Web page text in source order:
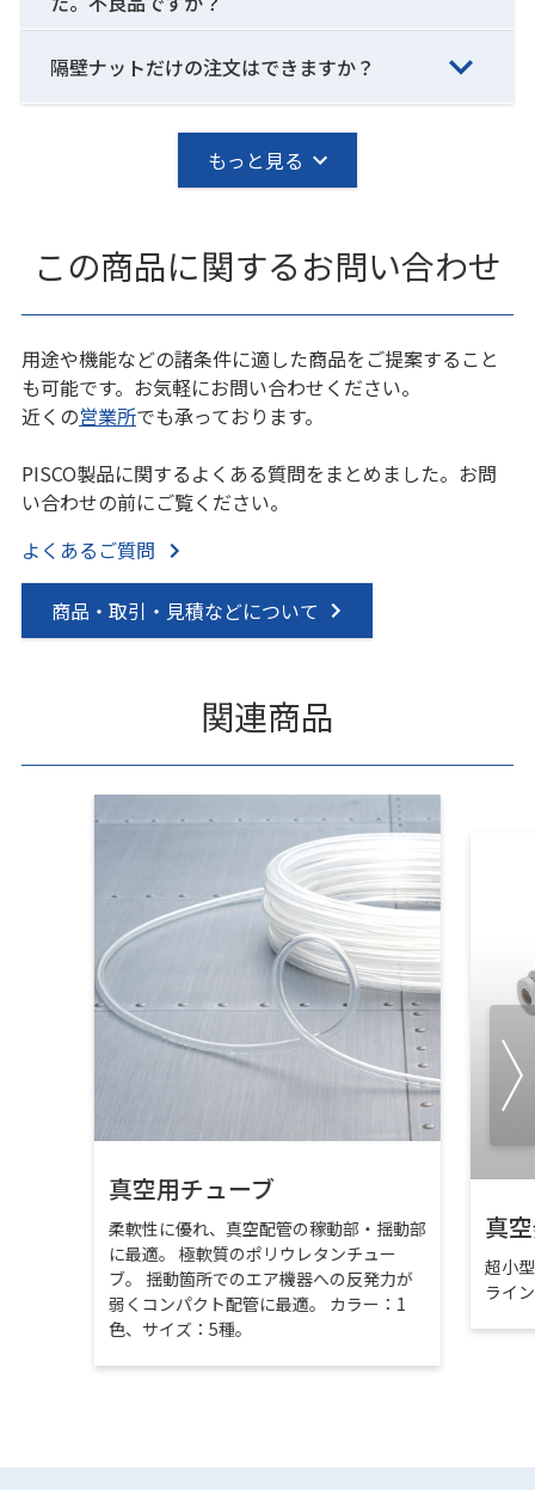
隔壁ナットだけの注文はできますか？
もっと見る
この商品に関するお問い合わせ
用途や機能などの諸条件に適した商品をご提案すること
も可能です。お気軽にお問い合わせください。
近くの営業所でも承っております。
PISCO製品に関するよくある質問をまとめました。お問
い合わせの前にご覧ください。
よくあるご質問
商品・取引・見積などについて
関連商品
真空用チューブ
柔軟性に優れ、真空配管の稼動部・揺動部
に最適。 極軟質のポリウレタンチュー
ブ。 揺動箇所でのエア機器への反発力が
弱くコンパクト配管に最適。 カラー：1
色、サイズ：5種。
真
超小
ライ